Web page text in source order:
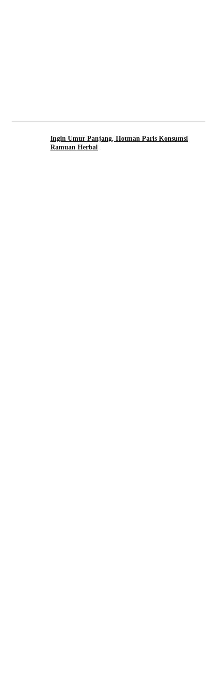
Ingin Umur Panjang, Hotman Paris Konsumsi
Ramuan Herbal